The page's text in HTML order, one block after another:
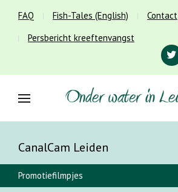
FAQ Fish-Tales (English) Contact
Persbericht kreeftenvangst
CanalCam Leiden
Promotiefilmpjes